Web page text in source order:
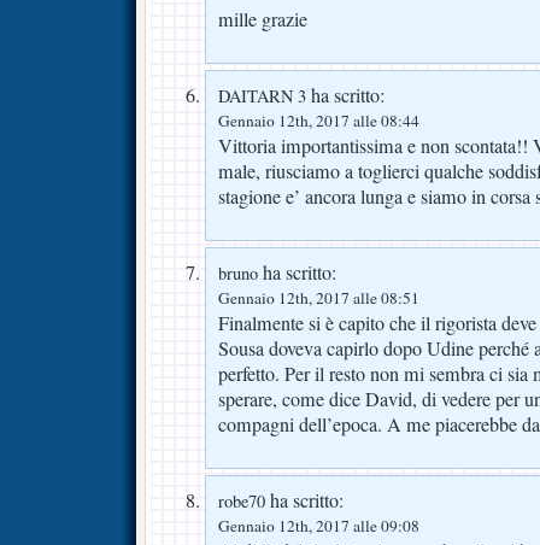
mille grazie
DAITARN 3 ha scritto:
Gennaio 12th, 2017 alle 08:44
Vittoria importantissima e non scontata!!
male, riusciamo a toglierci qualche
stagione e’ ancora lunga e siamo in
bruno ha scritto:
Gennaio 12th, 2017 alle 08:51
Finalmente si è capito che il rigorista
Sousa doveva capirlo dopo Udine perché
perfetto. Per il resto non mi sembra ci sia
sperare, come dice David, di vedere per
compagni dell’epoca. A me piacerebbe
robe70 ha scritto:
Gennaio 12th, 2017 alle 09:08